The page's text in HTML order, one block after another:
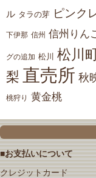
ル タラの芽 ピンク
下伊那 信州 信州りん
グの追加 松川 松川
梨 直売所 秋
桃狩り 黄金桃
■お支払いについて
クレジットカード